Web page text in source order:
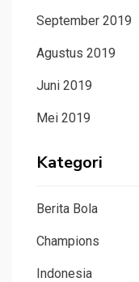
September 2019
Agustus 2019
Juni 2019
Mei 2019
Kategori
Berita Bola
Champions
Indonesia